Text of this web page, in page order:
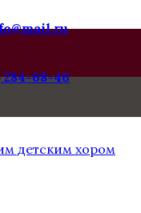
284-68-46
детским хором